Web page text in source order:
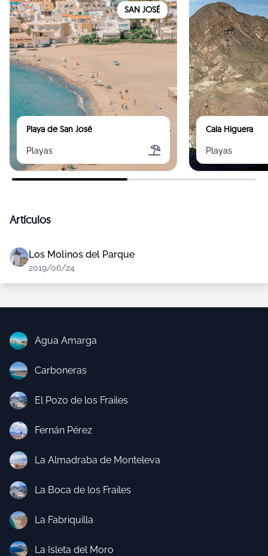
SAN JOSÉ
Playa de San José
Playas
Cala Higuera
Playas
Artículos
Los Molinos del Parque
2019/06/24
Agua Amarga
Carboneras
El Pozo de los Frailes
Fernán Pérez
La Almadraba de Monteleva
La Boca de los Frailes
La Fabriquilla
La Isleta del Moro